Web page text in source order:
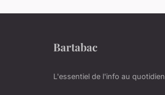
Bartabac
L'essentiel de l'info au quotidien